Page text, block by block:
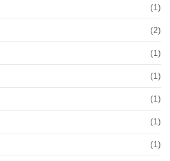
(1)
(2)
(1)
(1)
(1)
(1)
(1)